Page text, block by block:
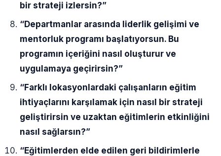
bir strateji izlersin?”
“Departmanlar arasında liderlik gelişimi ve
mentorluk programı başlatıyorsun. Bu
programın içeriğini nasıl oluşturur ve
uygulamaya geçirirsin?”
“Farklı lokasyonlardaki çalışanların eğitim
ihtiyaçlarını karşılamak için nasıl bir strateji
geliştirirsin ve uzaktan eğitimlerin etkinliğini
nasıl sağlarsın?”
“Eğitimlerden elde edilen geri bildirimlerle